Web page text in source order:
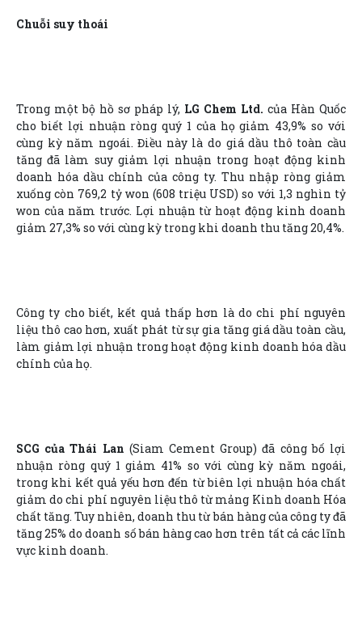
Chuỗi suy thoái
Trong một bộ hồ sơ pháp lý, LG Chem Ltd. của Hàn Quốc
cho biết lợi nhuận ròng quý 1 của họ giảm 43,9% so với
cùng kỳ năm ngoái. Điều này là do giá dầu thô toàn cầu
tăng đã làm suy giảm lợi nhuận trong hoạt động kinh
doanh hóa dầu chính của công ty. Thu nhập ròng giảm
xuống còn 769,2 tỷ won (608 triệu USD) so với 1,3 nghìn tỷ
won của năm trước. Lợi nhuận từ hoạt động kinh doanh
giảm 27,3% so với cùng kỳ trong khi doanh thu tăng 20,4%.
Công ty cho biết, kết quả thấp hơn là do chi phí nguyên
liệu thô cao hơn, xuất phát từ sự gia tăng giá dầu toàn cầu,
làm giảm lợi nhuận trong hoạt động kinh doanh hóa dầu
chính của họ.
SCG của Thái Lan (Siam Cement Group) đã công bố lợi
nhuận ròng quý 1 giảm 41% so với cùng kỳ năm ngoái,
trong khi kết quả yếu hơn đến từ biên lợi nhuận hóa chất
giảm do chi phí nguyên liệu thô từ mảng Kinh doanh Hóa
chất tăng. Tuy nhiên, doanh thu từ bán hàng của công ty đã
tăng 25% do doanh số bán hàng cao hơn trên tất cả các lĩnh
vực kinh doanh.